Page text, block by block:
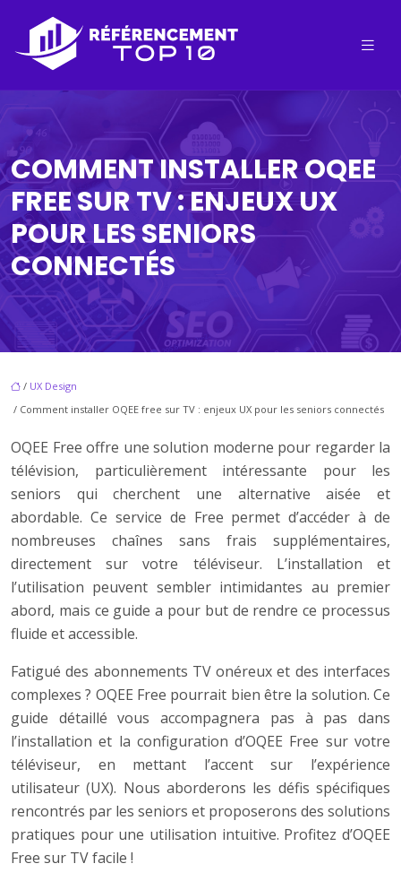
COMMENT INSTALLER OQEE
FREE SUR TV : ENJEUX UX
POUR LES SENIORS
CONNECTÉS
/ UX Design
/ Comment installer OQEE free sur TV : enjeux UX pour les seniors connectés
OQEE Free offre une solution moderne pour regarder la
télévision, particulièrement intéressante pour les
seniors qui cherchent une alternative aisée et
abordable. Ce service de Free permet d’accéder à de
nombreuses chaînes sans frais supplémentaires,
directement sur votre téléviseur. L’installation et
l’utilisation peuvent sembler intimidantes au premier
abord, mais ce guide a pour but de rendre ce processus
fluide et accessible.
Fatigué des abonnements TV onéreux et des interfaces
complexes ? OQEE Free pourrait bien être la solution. Ce
guide détaillé vous accompagnera pas à pas dans
l’installation et la configuration d’OQEE Free sur votre
téléviseur, en mettant l’accent sur l’expérience
utilisateur (UX). Nous aborderons les défis spécifiques
rencontrés par les seniors et proposerons des solutions
pratiques pour une utilisation intuitive. Profitez d’OQEE
Free sur TV facile !